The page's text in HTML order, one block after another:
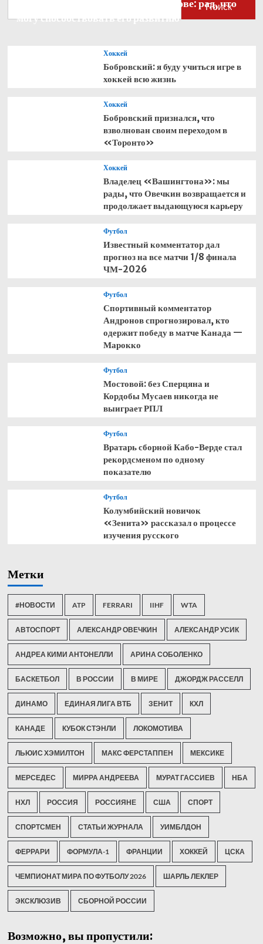
Поиск
Бобровский — о голкипере Ахтямове: рад, что
могу способствовать его развитию
Хоккей
Бобровский: я буду учиться игре в
хоккей всю жизнь
Хоккей
Бобровский признался, что
взволнован своим переходом в
«Торонто»
Хоккей
Владелец «Вашингтона»: мы
рады, что Овечкин возвращается и
продолжает выдающуюся карьеру
Футбол
Известный комментатор дал
прогноз на все матчи 1/8 финала
ЧМ-2026
Футбол
Спортивный комментатор
Андронов спрогнозировал, кто
одержит победу в матче Канада —
Марокко
Футбол
Мостовой: без Сперцяна и
Кордобы Мусаев никогда не
выиграет РПЛ
Футбол
Вратарь сборной Кабо-Верде стал
рекордсменом по одному
показателю
Футбол
Колумбийский новичок
«Зенита» рассказал о процессе
изучения русского
Метки
#НОВОСТИ ATP FERRARI IIHF WTA
АВТОСПОРТ АЛЕКСАНДР ОВЕЧКИН АЛЕКСАНДР УСИК
АНДРЕА КИМИ АНТОНЕЛЛИ АРИНА СОБОЛЕНКО
БАСКЕТБОЛ В РОССИИ В МИРЕ ДЖОРДЖ РАССЕЛЛ
ДИНАМО ЕДИНАЯ ЛИГА ВТБ ЗЕНИТ КХЛ
КАНАДЕ КУБОК СТЭНЛИ ЛОКОМОТИВА
ЛЬЮИС ХЭМИЛТОН МАКС ФЕРСТАППЕН МЕКСИКЕ
МЕРСЕДЕС МИРРА АНДРЕЕВА МУРАТ ГАССИЕВ НБА
НХЛ РОССИЯ РОССИЯНЕ США СПОРТ
СПОРТСМЕН СТАТЬИ ЖУРНАЛА УИМБЛДОН
ФЕРРАРИ ФОРМУЛА-1 ФРАНЦИИ ХОККЕЙ ЦСКА
ЧЕМПИОНАТ МИРА ПО ФУТБОЛУ 2026 ШАРЛЬ ЛЕКЛЕР
ЭКСКЛЮЗИВ СБОРНОЙ РОССИИ
Возможно, вы пропустили: